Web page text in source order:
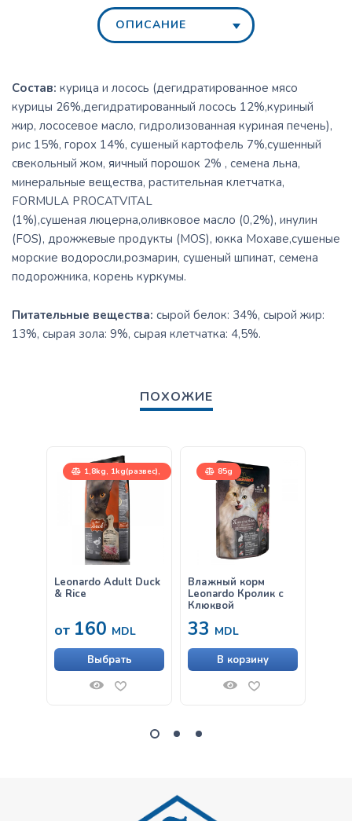
ОПИСАНИЕ
Состав: курица и лосось (дегидратированное мясо
курицы 26%,дегидратированный лосось 12%,куриный
жир, лососевое масло, гидролизованная куриная печень),
рис 15%, горох 14%, сушеный картофель 7%,сушенный
свекольный жом, яичный порошок 2% , семена льна,
минеральные вещества, растительная клетчатка,
FORMULA PROCATVITAL
(1%),сушеная люцерна,оливковое масло (0,2%), инулин
(FOS), дрожжевые продукты (MOS), юкка Мохаве,сушеные
морские водоросли,розмарин, сушеный шпинат, семена
подорожника, корень куркумы.
Питательные вещества: сырой белок: 34%, сырой жир:
13%, сырая зола: 9%, сырая клетчатка: 4,5%.
ПОХОЖИЕ
1,8kg, 1kg(развес),
15kg
Leonardo Adult Duck
& Rice
от 160 MDL
Выбрать
85g
Влажный корм
Leonardo Кролик с
Клюквой
33 MDL
В корзину